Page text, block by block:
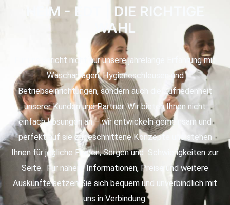
HEIM - EDT | DIE RICHTIGE
WAHL
Für uns spricht nicht nur unsere jahrelange Erfahrung mit
Waschanlagen, Hygieneschleusen und
Betriebseinrichtungen, sondern auch die Zufriedenheit
unserer Kunden und Partner. Wir bieten Ihnen nicht
einfach Lösungen an – wir entwickeln gemeinsam und
perfekt auf sie zugeschnittene Konzepte und stehen
Ihnen für jegliche Fragen, Sorgen und Schwierigkeiten zur
Seite. Für nähere Informationen, Preise und weitere
Auskünfte setzen Sie sich bequem und unverbindlich mit
uns in Verbindung.